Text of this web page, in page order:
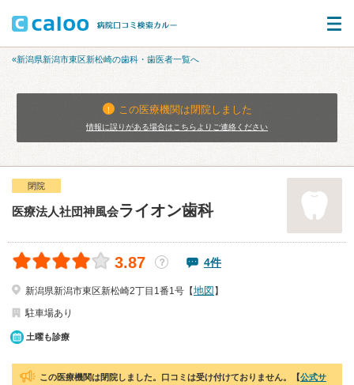
«新潟県新潟市東区新松崎の歯科・歯医者一覧へ
この医療機関は閉院しました
情報に誤りがある場合はこちらよりご連絡ください
閉院
医療法人社団神風会ライオン歯科
3.87 ？ 4件
新潟県新潟市東区新松崎2丁目1番1号【地図 】
駐車場あり
土曜も診療
この医療機関は閉院しました。口コミは受け付けておりません。【公式サ